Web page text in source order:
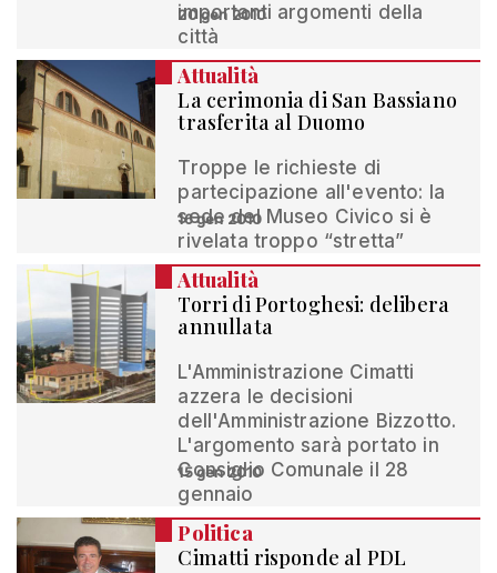
importanti argomenti della
città
20 gen 2010
Attualità
La cerimonia di San Bassiano
trasferita al Duomo
Troppe le richieste di
partecipazione all'evento: la
sede del Museo Civico si è
rivelata troppo “stretta”
16 gen 2010
Attualità
Torri di Portoghesi: delibera
annullata
L'Amministrazione Cimatti
azzera le decisioni
dell'Amministrazione Bizzotto.
L'argomento sarà portato in
Consiglio Comunale il 28
gennaio
15 gen 2010
Politica
Cimatti risponde al PDL